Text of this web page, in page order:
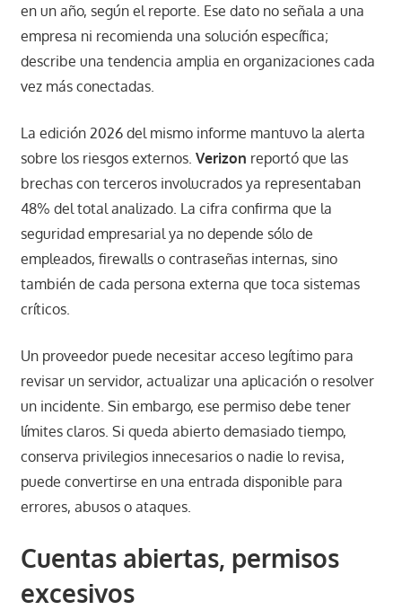
en un año, según el reporte. Ese dato no señala a una
empresa ni recomienda una solución específica;
describe una tendencia amplia en organizaciones cada
vez más conectadas.
La edición 2026 del mismo informe mantuvo la alerta
sobre los riesgos externos. Verizon reportó que las
brechas con terceros involucrados ya representaban
48% del total analizado. La cifra confirma que la
seguridad empresarial ya no depende sólo de
empleados, firewalls o contraseñas internas, sino
también de cada persona externa que toca sistemas
críticos.
Un proveedor puede necesitar acceso legítimo para
revisar un servidor, actualizar una aplicación o resolver
un incidente. Sin embargo, ese permiso debe tener
límites claros. Si queda abierto demasiado tiempo,
conserva privilegios innecesarios o nadie lo revisa,
puede convertirse en una entrada disponible para
errores, abusos o ataques.
Cuentas abiertas, permisos
excesivos